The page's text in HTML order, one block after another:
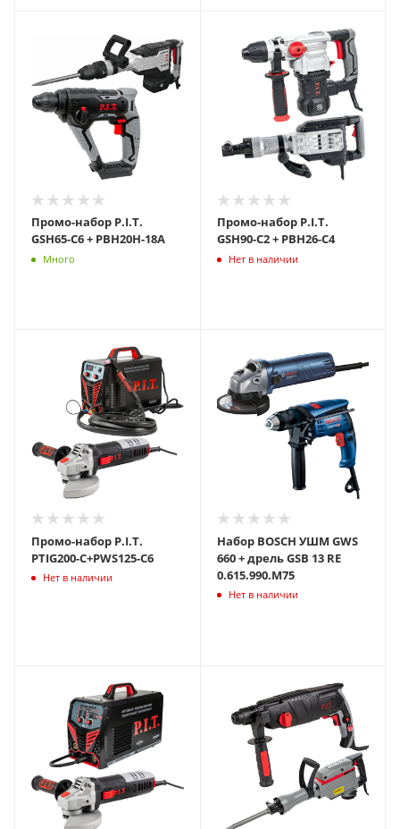
Промо-набор P.I.T.
GSH65-C6 + PBH20H-18A
Много
Промо-набор P.I.T.
GSH90-C2 + PBH26-C4
Нет в наличии
Промо-набор P.I.T.
PTIG200-C+PWS125-C6
Нет в наличии
Набор BOSCH УШМ GWS
660 + дрель GSB 13 RE
0.615.990.M75
Нет в наличии